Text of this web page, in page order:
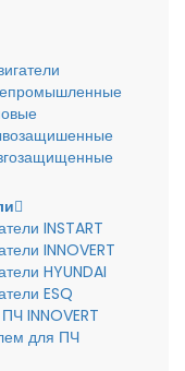
INSTART
INNOVERT
HYUNDAI
ESQ
INNOVERT
для ПЧ